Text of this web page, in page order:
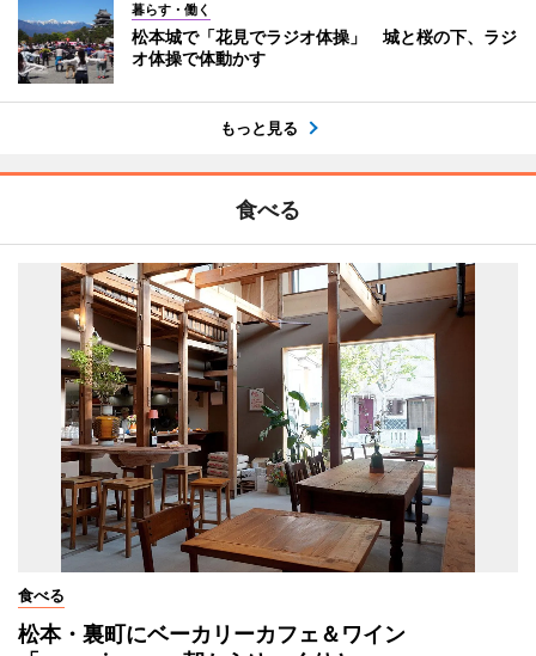
暮らす・働く
松本城で「花見でラジオ体操」 城と桜の下、ラジ
オ体操で体動かす
もっと見る
食べる
食べる
松本・裏町にベーカリーカフェ＆ワイン